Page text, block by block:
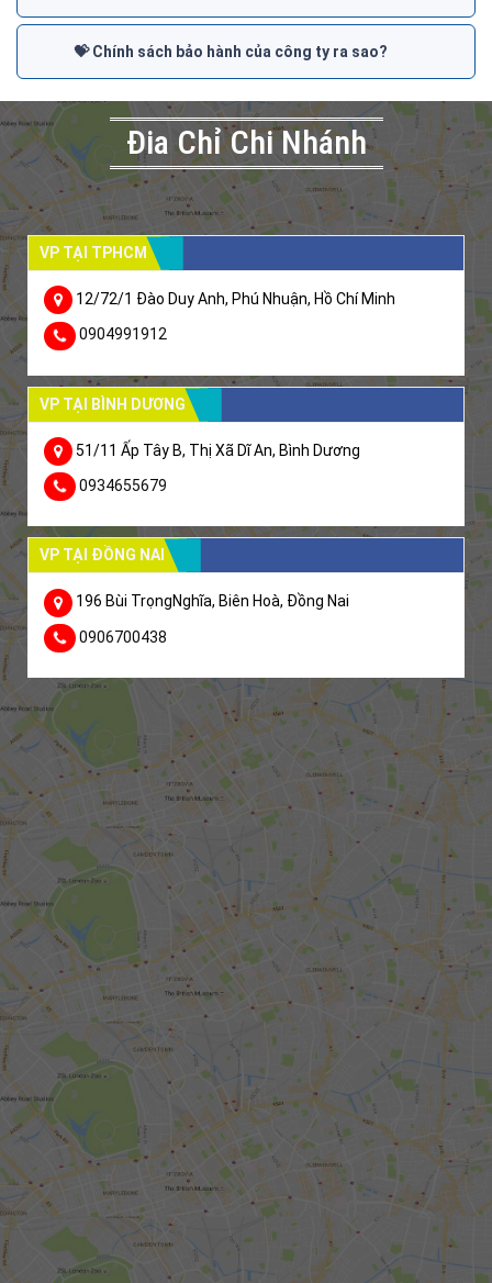
💝 Chính sách bảo hành của công ty ra sao?
Đia Chỉ Chi Nhánh
VP TẠI TPHCM
12/72/1 Đào Duy Anh, Phú Nhuận, Hồ Chí Minh
0904991912
VP TẠI BÌNH DƯƠNG
51/11 Ấp Tây B, Thị Xã Dĩ An, Bình Dương
0934655679
VP TẠI ĐỒNG NAI
196 Bùi TrọngNghĩa, Biên Hoà, Đồng Nai
0906700438